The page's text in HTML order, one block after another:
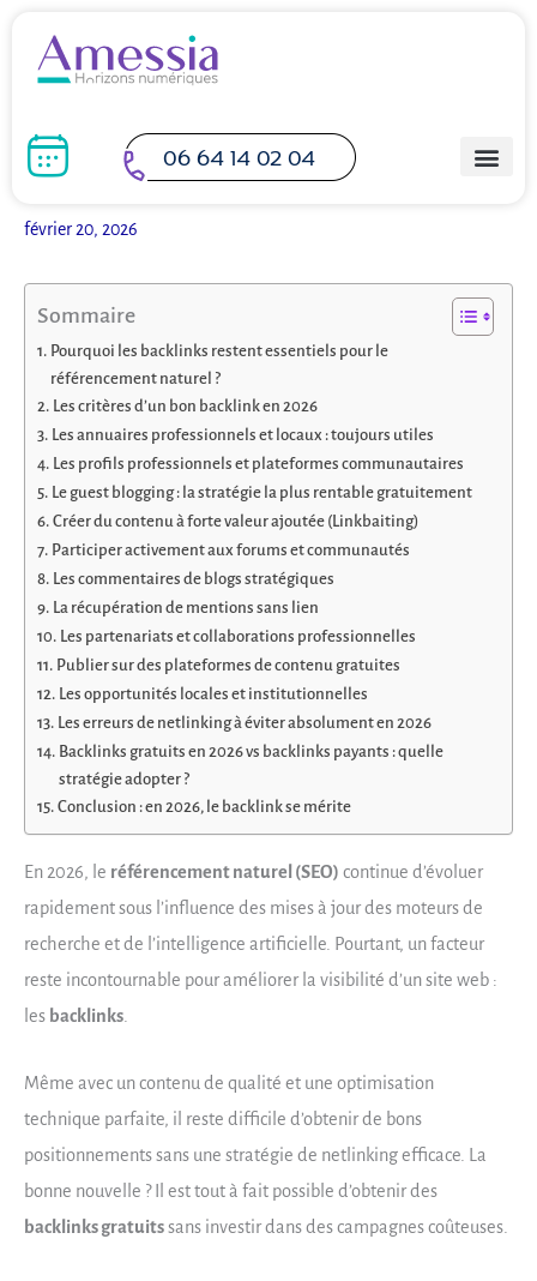
contenu
06 64 14 02 04
février 20, 2026
Sommaire
Pourquoi les backlinks restent essentiels pour le
référencement naturel ?
Les critères d’un bon backlink en 2026
Les annuaires professionnels et locaux : toujours utiles
Les profils professionnels et plateformes communautaires
Le guest blogging : la stratégie la plus rentable gratuitement
Créer du contenu à forte valeur ajoutée (Linkbaiting)
Participer activement aux forums et communautés
Les commentaires de blogs stratégiques
La récupération de mentions sans lien
Les partenariats et collaborations professionnelles
Publier sur des plateformes de contenu gratuites
Les opportunités locales et institutionnelles
Les erreurs de netlinking à éviter absolument en 2026
Backlinks gratuits en 2026 vs backlinks payants : quelle
stratégie adopter ?
Conclusion : en 2026, le backlink se mérite
En 2026, le référencement naturel (SEO) continue d’évoluer
rapidement sous l’influence des mises à jour des moteurs de
recherche et de l’intelligence artificielle. Pourtant, un facteur
reste incontournable pour améliorer la visibilité d’un site web :
les backlinks
Même avec un contenu de qualité et une optimisation
technique parfaite, il reste difficile d’obtenir de bons
positionnements sans une stratégie de netlinking efficace. La
bonne nouvelle ? Il est tout à fait possible d’obtenir des
backlinks gratuitssans investir dans des campagnes coûteuses.